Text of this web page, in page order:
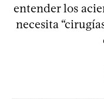
entender los
necesita